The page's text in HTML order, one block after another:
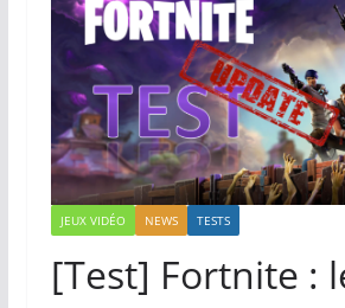
JEUX VIDÉO NEWS TESTS
[Test] Fortnite :